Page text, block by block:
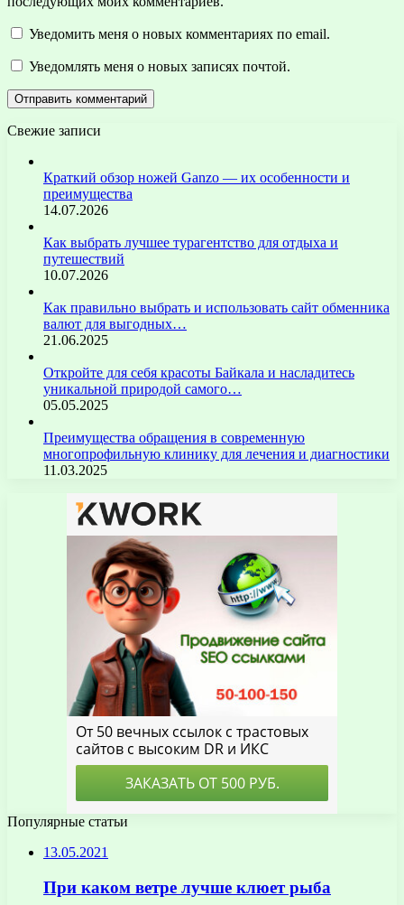
Уведомить меня о новых комментариях по email.
Уведомлять меня о новых записях почтой.
Свежие записи
Краткий обзор ножей Ganzo — их особенности и
преимущества
14.07.2026
Как выбрать лучшее турагентство для отдыха и
путешествий
10.07.2026
Как правильно выбрать и использовать сайт обменника
валют для выгодных…
21.06.2025
Откройте для себя красоты Байкала и насладитесь
уникальной природой самого…
05.05.2025
Преимущества обращения в современную
многопрофильную клинику для лечения и диагностики
11.03.2025
Популярные статьи
13.05.2021
При каком ветре лучше клюет рыба